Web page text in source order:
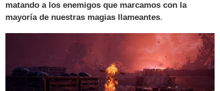
matando a los enemigos que marcamos con la
mayoría de nuestras magias llameantes.